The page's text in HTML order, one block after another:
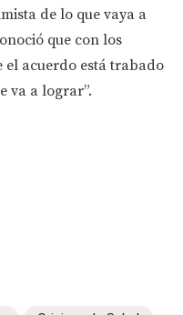
de lo que vaya a
que con los
el acuerdo está trabado
va a lograr”.